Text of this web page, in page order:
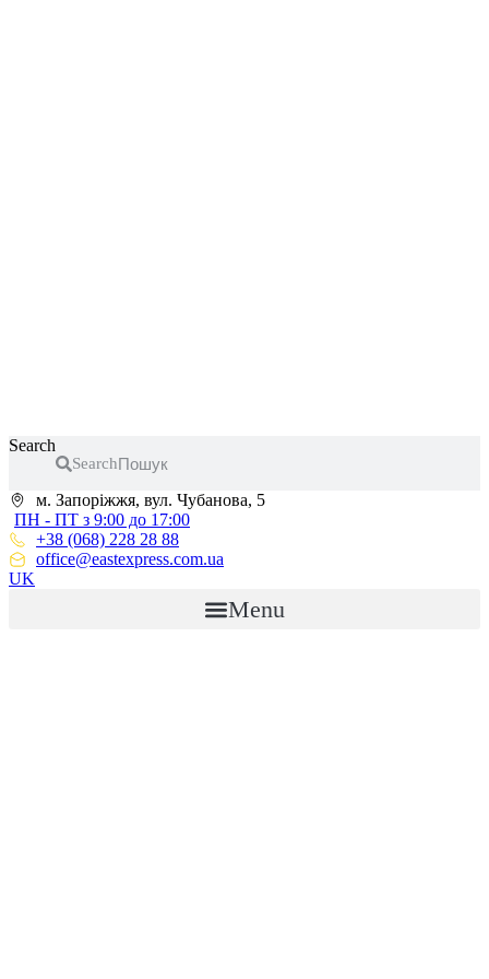
Search
Search
м. Запоріжжя, вул. Чубанова, 5
ПН - ПТ з 9:00 до 17:00
+38 (068) 228 28 88
office@eastexpress.com.ua
UK
Menu